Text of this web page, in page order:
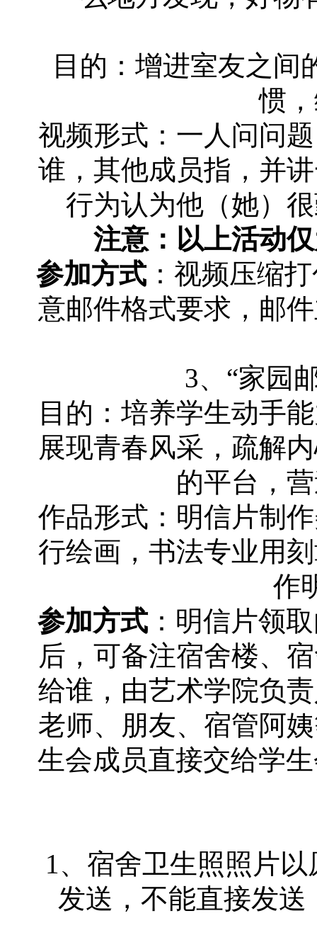
目的：增进室友之间
惯
视频形式：一人问问
谁，其他成员指，并
行为认为他（她）
注意：以上活动
参加方式：视频压缩
意邮件格式要求，邮
3、“家园
目的：培养学生动手
展现青春风采，疏解
的平台，
作品形式：明信片制
行绘画，书法专业用
作
参加方式：明信片领
后，可备注宿舍楼、
给谁，由艺术学院负
老师、朋友、宿管阿
生会成员直接交给学
1、宿舍卫生照照片
发送，不能直接发